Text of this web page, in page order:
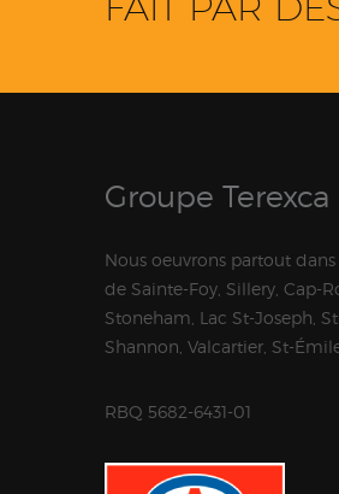
Groupe Terexca
Nous oeuvrons partout
de Sainte-Foy, Sillery, Cap-
Stoneham, Lac St-Joseph,
Shannon, Valcartier, St-
RBQ 5682-6431-01